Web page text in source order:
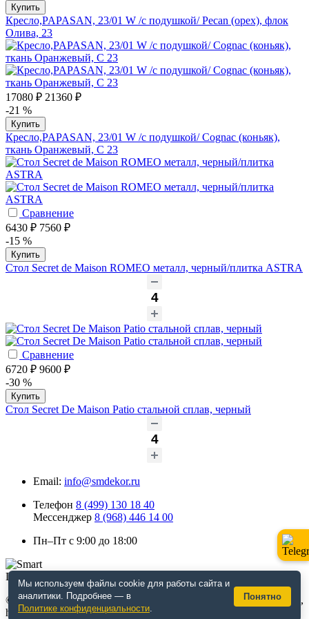
Купить
Кресло,PAPASAN, 23/01 W /с подушкой/ Pecan (орех), флок
Олива, 23
17080 ₽ 21360 ₽
-21 %
Купить
Кресло,PAPASAN, 23/01 W /с подушкой/ Cognac (коньяк),
ткань Оранжевый, С 23
Сравнение
6430 ₽ 7560 ₽
-15 %
Купить
Стол Secret de Maison ROMEO металл, черный/плитка ASTRA
Сравнение
6720 ₽ 9600 ₽
-30 %
Купить
Стол Secret De Maison Patio стальной сплав, черный
Email: info@smdekor.ru
Телефон 8 (499) 130 18 40
Мессенджер 8 (968) 446 14 00
Пн–Пт с 9:00 до 18:00
© 2026 г. Москва. Дизайнерская мебель для кафе и ресторанов,
horeca, декор. Интернет-магазин smdekor.ru.
Мы используем файлы cookie для работы сайта и
аналитики. Подробнее — в
Политике конфиденциальности.
Понятно